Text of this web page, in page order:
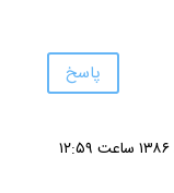
پاسخ
| نوشته شده در تاریخ ۳۰ مرداد ۱۳۸۶ ساعت ۱۲:۵۹